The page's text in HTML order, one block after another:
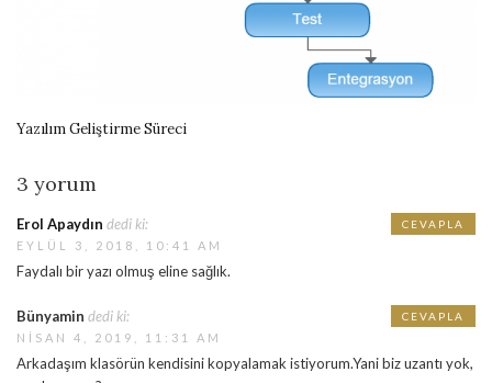
Yazılım Geliştirme Süreci
3 yorum
Erol Apaydın dedi ki:
EYLÜL 3, 2018, 10:41 AM
Faydalı bir yazı olmuş eline sağlık.
CEVAPLA
Bünyamin dedi ki:
NISAN 4, 2019, 11:31 AM
Arkadaşım klasörün kendisini kopyalamak istiyorum.Yani biz uzantı yok,
CEVAPLA